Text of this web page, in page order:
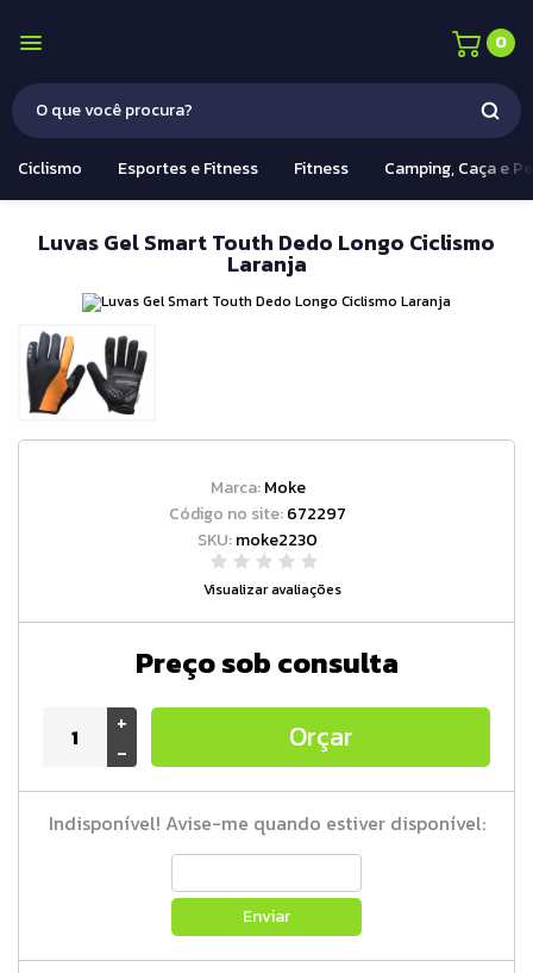
0
Ciclismo Esportes e Fitness Fitness Camping, Caça e
Luvas Gel Smart Touth Dedo Longo Ciclismo
Laranja
Marca:Moke
Código no site:672297
SKU:moke2230
Visualizar avaliações
Preço sob consulta
+
-
Orçar
Indisponível! Avise-me quando estiver disponível:
Enviar